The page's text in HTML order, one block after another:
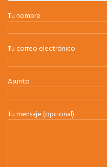
Tu nombre
Tu correo electrónico
Asunto
Tu mensaje (opcional)